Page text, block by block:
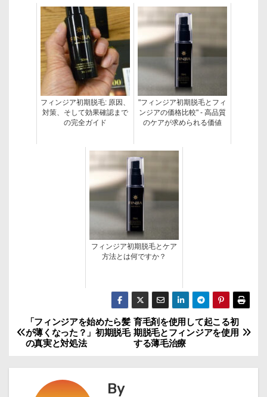
フィンジア初期脱毛: 原因、
対策、そして効果確認まで
の完全ガイド
"フィンジア初期脱毛とフィ
ンジアの価格比較" - 高品質
のケアが求められる価値
フィンジア初期脱毛とケア
方法とは何ですか？
投
稿
育毛剤を使用して起こる初
期脱毛とフィンジアを使用
する薄毛治療
「フィンジアを始めたら髪
が薄くなった？」初期脱毛
の真実と対処法
By